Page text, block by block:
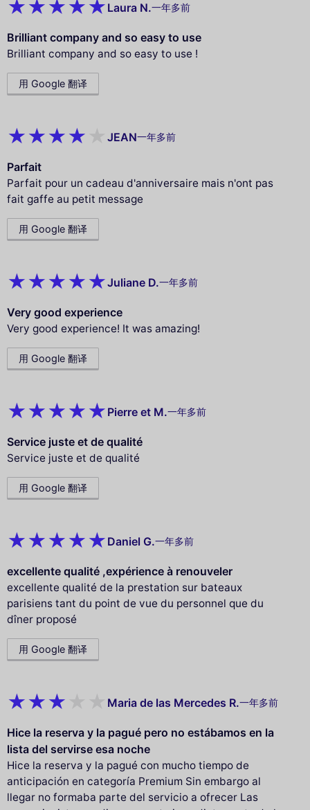
Laura N.一年多前
Brilliant company and so easy to use
Brilliant company and so easy to use !
用 Google 翻译
JEAN一年多前
Parfait
Parfait pour un cadeau d'anniversaire mais n'ont pas
fait gaffe au petit message
用 Google 翻译
Juliane D.一年多前
Very good experience
Very good experience! It was amazing!
用 Google 翻译
Pierre et M.一年多前
Service juste et de qualité
Service juste et de qualité
用 Google 翻译
Daniel G.一年多前
excellente qualité ,expérience à renouveler
excellente qualité de la prestation sur bateaux
parisiens tant du point de vue du personnel que du
dîner proposé
用 Google 翻译
Maria de las Mercedes R.一年多前
Hice la reserva y la pagué pero no estábamos en la
lista del servirse esa noche
Hice la reserva y la pagué con mucho tiempo de
anticipación en categoría Premium Sin embargo al
llegar no formaba parte del servicio a ofrecer Las